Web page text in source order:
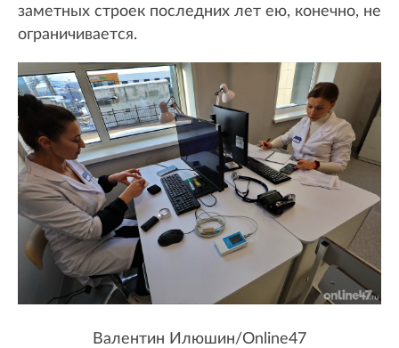
заметных строек последних лет ею, конечно, не
ограничивается.
Валентин Илюшин/Online47